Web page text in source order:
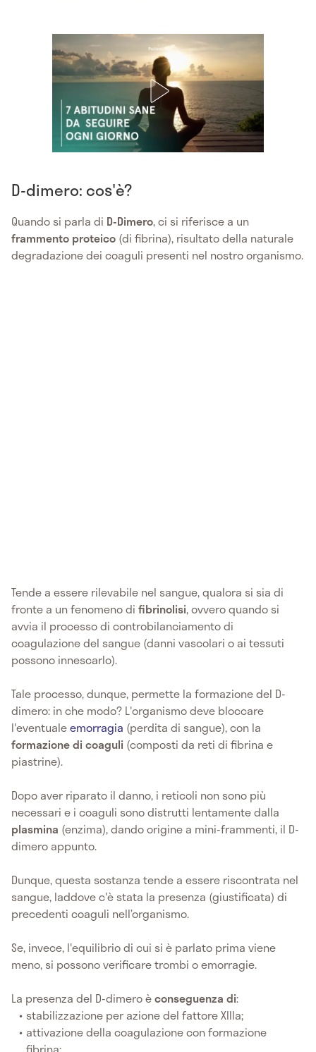
D-dimero: cos'è?
Quando si parla di D-Dimero, ci si riferisce a un
frammento proteico (di fibrina), risultato della naturale
degradazione dei coaguli presenti nel nostro organismo.
Tende a essere rilevabile nel sangue, qualora si sia di
fronte a un fenomeno di fibrinolisi, ovvero quando si
avvia il processo di controbilanciamento di
coagulazione del sangue (danni vascolari o ai tessuti
possono innescarlo).
Tale processo, dunque, permette la formazione del D-
dimero: in che modo? L'organismo deve bloccare
l'eventualeemorragia (perdita di sangue), con la
formazione di coaguli (composti da reti di fibrina e
piastrine).
Dopo aver riparato il danno, i reticoli non sono più
necessari e i coaguli sono distrutti lentamente dalla
plasmina (enzima), dando origine a mini-frammenti, il D-
dimero appunto.
Dunque, questa sostanza tende a essere riscontrata nel
sangue, laddove c'è stata la presenza (giustificata) di
precedenti coaguli nell’organismo.
Se, invece, l'equilibrio di cui si è parlato prima viene
meno, si possono verificare trombi o emorragie.
La presenza del D-dimero èconseguenza di:
stabilizzazione per azione del fattore XIIla;
attivazione della coagulazione con formazione